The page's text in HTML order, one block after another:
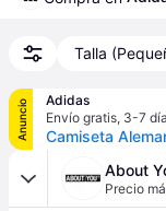
Talla
Anuncio
Adidas
Envío gratis, 3-7
Camiseta
About
Precio